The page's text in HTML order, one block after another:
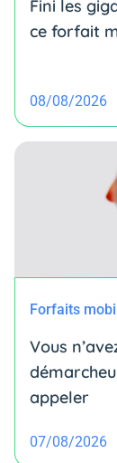
Fini les
ce forfait
08/08/2026
Forfaits
Vous
appeler
07/08/2026